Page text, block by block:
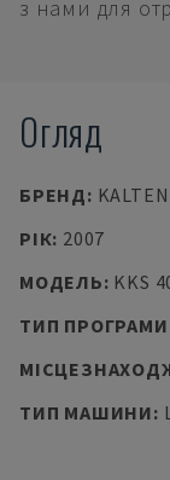
з нами для
Огляд
БРЕНД:
РІК: 2007
МОДЕЛЬ: KKS
ТИП ПРОГРАМИ
ТИП МАШИНИ: